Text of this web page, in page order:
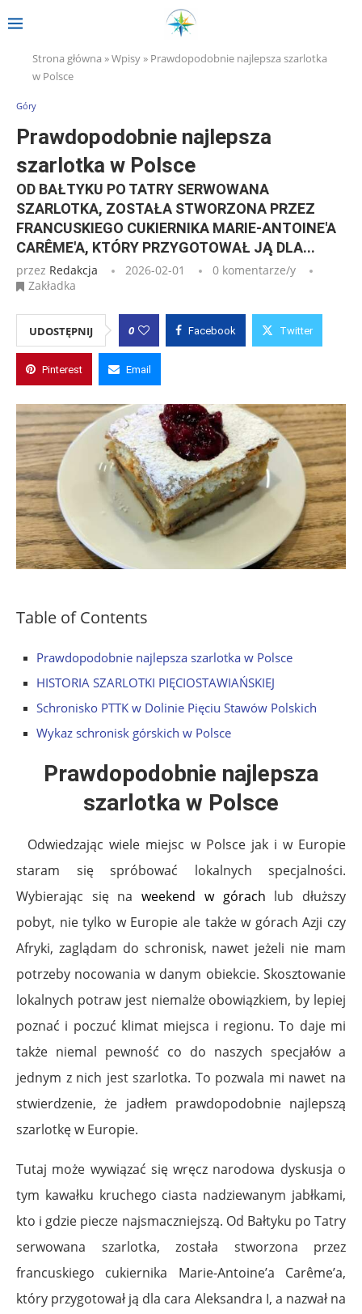
Strona główna »Wpisy» Prawdopodobnie najlepsza szarlotka
w Polsce
Góry
Prawdopodobnie najlepsza
szarlotka w Polsce
OD BAŁTYKU PO TATRY SERWOWANA
SZARLOTKA, ZOSTAŁA STWORZONA PRZEZ
FRANCUSKIEGO CUKIERNIKA MARIE-ANTOINE'A
CARÊME'A, KTÓRY PRZYGOTOWAŁ JĄ DLA...
przez Redakcja 2026-02-01
0 komentarze/y
Zakładka
UDOSTĘPNIJ 0 Facebook Twitter
Pinterest Email
Table of Contents
Prawdopodobnie najlepsza szarlotka w Polsce
HISTORIA SZARLOTKI PIĘCIOSTAWIAŃSKIEJ
Schronisko PTTK w Dolinie Pięciu Stawów Polskich
Wykaz schronisk górskich w Polsce
Prawdopodobnie najlepsza
szarlotka w Polsce
Odwiedzając wiele miejsc w Polsce jak i w Europie
staram się spróbować lokalnych specjalności.
Wybierając się naweekend w górach lub dłuższy
pobyt, nie tylko w Europie ale także w górach Azji czy
Afryki, zaglądam do schronisk, nawet jeżeli nie mam
potrzeby nocowania w danym obiekcie. Skosztowanie
lokalnych potraw jest niemalże obowiązkiem, by lepiej
poznać i poczuć klimat miejsca i regionu. To daje mi
także niemal pewność co do naszych specjałów a
jednym z nich jest szarlotka. To pozwala mi nawet na
stwierdzenie, że jadłem prawdopodobnie najlepszą
szarlotkę w Europie.
Tutaj może wywiązać się wręcz narodowa dyskusja o
tym kawałku kruchego ciasta nadziewanym jabłkami,
kto i gdzie piecze najsmaczniejszą. Od Bałtyku po Tatry
serwowana szarlotka, została stworzona przez
francuskiego cukiernika Marie-Antoine’a Carême’a,
który przygotował ją dla cara Aleksandra I, a nazwał na